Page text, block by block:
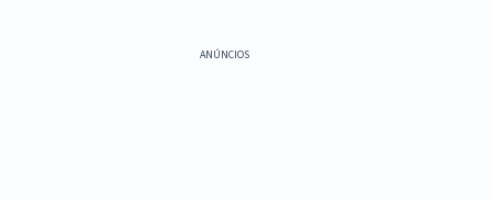
ANÚNCIOS